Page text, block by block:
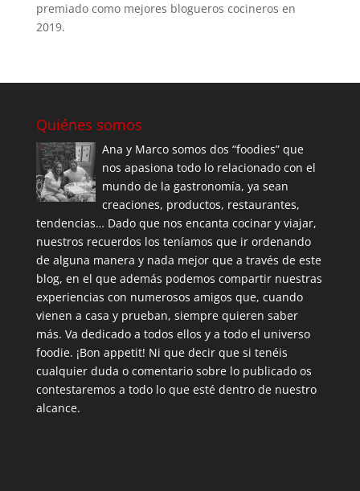
premiado como mejores blogueros cocineros en
2019.
Quiénes somos
Ana y Marco somos dos “foodies” que
nos apasiona todo lo relacionado con el
mundo de la gastronomía, ya sean
creaciones, productos, restaurantes,
tendencias… Dado que nos encanta cocinar y viajar,
nuestros recuerdos los teníamos que ir ordenando
de alguna manera y nada mejor que a través de este
blog, en el que además podemos compartir nuestras
experiencias con numerosos amigos que, cuando
vienen a casa y prueban, siempre quieren saber
más. Va dedicado a todos ellos y a todo el universo
foodie. ¡Bon appetit! Ni que decir que si tenéis
cualquier duda o comentario sobre lo publicado os
contestaremos a todo lo que esté dentro de nuestro
alcance.